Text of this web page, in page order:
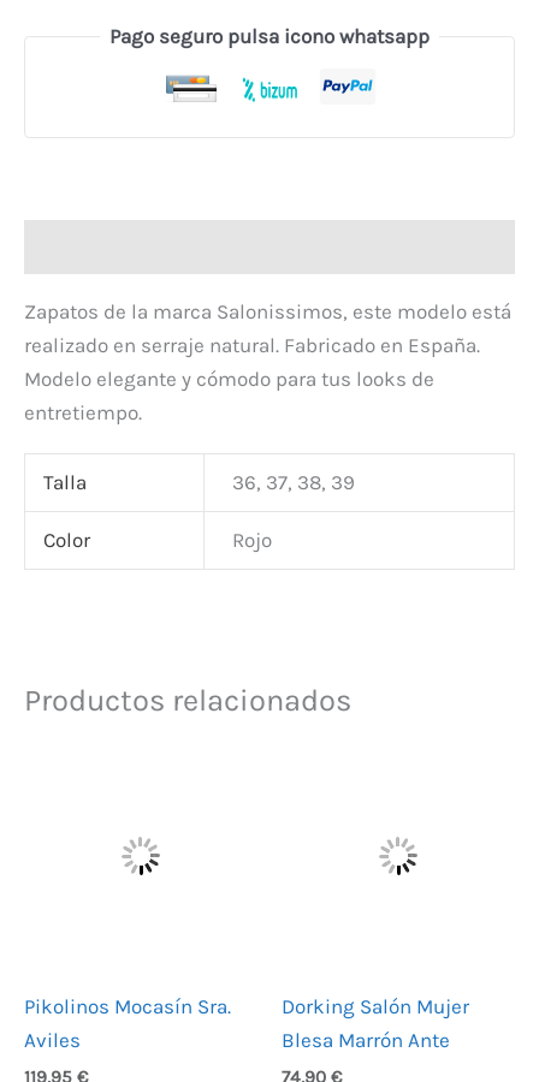
Pago seguro pulsa icono whatsapp
Zapatos de la marca Salonissimos, este modelo está
realizado en serraje natural. Fabricado en España.
Modelo elegante y cómodo para tus looks de
entretiempo.
Talla 36, 37, 38, 39
Color Rojo
Productos relacionados
Pikolinos Mocasín Sra.
Aviles
119,95 €
Dorking Salón Mujer
Blesa Marrón Ante
74,90 €